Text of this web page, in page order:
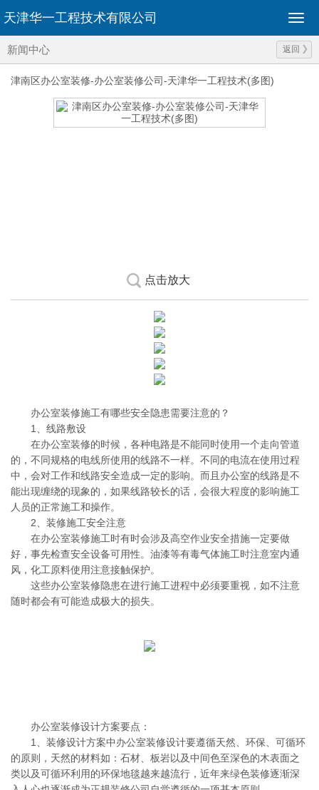
天津华一工程技术有限公司
新闻中心 返回
津南区办公室装修-办公室装修公司-天津华一工程技术(多图)
点击放大
办公室装修施工有哪些安全隐患需要注意的？
1、线路敷设
在办公室装修的时候，各种电路是不能同时使用一个走向管道
的，不同规格的电线所使用的线路不一样。不同的电流在使用过程
中，会对工作和线路安全造成一定的影响。而且办公室的线路是不
能出现缠绕的现象的，如果线路较长的话，会很大程度的影响施工
人员的正常施工和操作。
2、装修施工安全注意
在办公室装修施工时有时会涉及高空作业安全措施一定要做
好，事先检查安全设备可用性。油漆等有毒气体施工时注意室内通
风，化工原料使用注意接触保护。
这些办公室装修隐患在进行施工进程中必须要重视，如不注意
随时都会有可能造成极大的损失。
办公室装修设计方案要点：
1、装修设计方案中办公室装修设计要遵循天然、环保、可循环
的原则，天然的材料如：石材、板岩以及中间色至深色的木表面之
类以及可循环利用的环保地毯越来越流行，近年来绿色装修逐渐深